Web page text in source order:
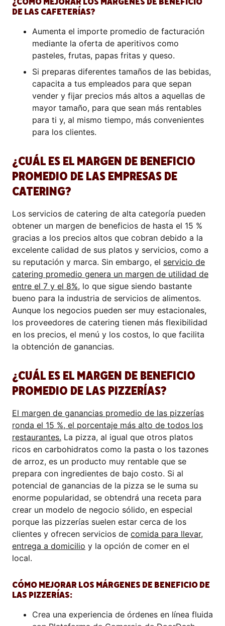
DE LAS CAFETERÍAS?
Aumenta el importe promedio de facturación
mediante la oferta de aperitivos como
pasteles, frutas, papas fritas y queso.
Si preparas diferentes tamaños de las bebidas,
capacita a tus empleados para que sepan
vender y fijar precios más altos a aquellas de
mayor tamaño, para que sean más rentables
para ti y, al mismo tiempo, más convenientes
para los clientes.
¿CUÁL ES EL MARGEN DE BENEFICIO
PROMEDIO DE LAS EMPRESAS DE
CATERING?
Los servicios de catering de alta categoría pueden
obtener un margen de beneficios de hasta el 15 %
gracias a los precios altos que cobran debido a la
excelente calidad de sus platos y servicios, como a
su reputación y marca. Sin embargo, el servicio de
catering promedio genera un margen de utilidad de
entre el 7 y el 8%, lo que sigue siendo bastante
bueno para la industria de servicios de alimentos.
Aunque los negocios pueden ser muy estacionales,
los proveedores de catering tienen más flexibilidad
en los precios, el menú y los costos, lo que facilita
la obtención de ganancias.
¿CUÁL ES EL MARGEN DE BENEFICIO
PROMEDIO DE LAS PIZZERÍAS?
El margen de ganancias promedio de las pizzerías
ronda el 15 %, el porcentaje más alto de todos los
restaurantes. La pizza, al igual que otros platos
ricos en carbohidratos como la pasta o los tazones
de arroz, es un producto muy rentable que se
prepara con ingredientes de bajo costo. Si al
potencial de ganancias de la pizza se le suma su
enorme popularidad, se obtendrá una receta para
crear un modelo de negocio sólido, en especial
porque las pizzerías suelen estar cerca de los
clientes y ofrecen servicios de comida para llevar,
entrega a domicilio y la opción de comer en el
local.
CÓMO MEJORAR LOS MÁRGENES DE BENEFICIO DE
LAS PIZZERÍAS:
Crea una experiencia de órdenes en línea fluida